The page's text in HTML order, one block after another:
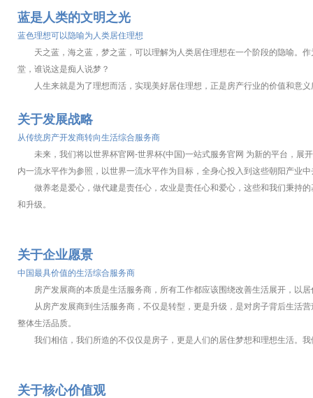
蓝是人类的文明之光
蓝色理想可以隐喻为人类居住理想
天之蓝，海之蓝，梦之蓝，可以理解为人类居住理想在一个阶段的隐喻。作
堂，谁说这是痴人说梦？
人生来就是为了理想而活，实现美好居住理想，正是房产行业的价值和意义
关于发展战略
从传统房产开发商转向生活综合服务商
未来，我们将以世界杯官网-世界杯(中国)一站式服务官网 为新的平台，展
内一流水平作为参照，以世界一流水平作为目标，全身心投入到这些朝阳产业
做养老是爱心，做代建是责任心，农业是责任心和爱心，这些和我们秉持的
和升级。
关于企业愿景
中国最具价值的生活综合服务商
房产发展商的本质是生活服务商，所有工作都应该围绕改善生活展开，以
从房产发展商到生活服务商，不仅是转型，更是升级，是对房子背后生活营
整体生活品质。
我们相信，我们所造的不仅仅是房子，更是人们的居住梦想和理想生活。我
关于核心价值观